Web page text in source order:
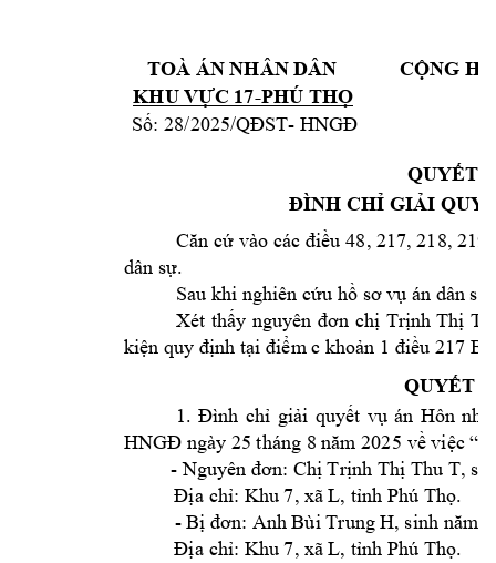
TOÀ ÁN NHÂN DÂN
KHU VỰC 17-PHÚ THỌ
CỘNG
Số: 28/2025/QĐST- HNGĐ
QUYẾT
ĐÌNH CHỈ GIẢI
Căn cứ vào các điều 48, 217, 218, 219
dân sự.
Sau khi nghiên cứu hồ sơ vụ án dân s
Xét thấy nguyên đơn chị Trịnh Thị
kiện quy định tại điểm c khoản 1 điều 217 B
QUYẾT
1. Đình chỉ giải quyết vụ án Hôn
HNGĐ ngày 25 tháng 8 năm 2025 về việc
- Nguyên đơn: Chị Trịnh Thị Thu T,
Địa chỉ: Khu 7, xã L, tỉnh Phú Thọ.
          - B
ị đơn: Anh Bùi Trung H, sinh năm
Địa chỉ: Khu 7, xã L, tỉnh Phú Thọ.